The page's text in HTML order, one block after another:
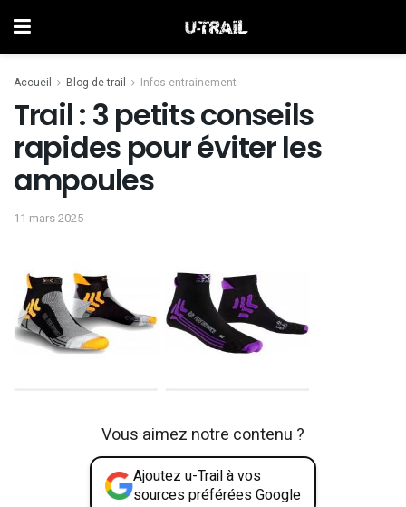
Accueil Blog de trail Infos entrainement
Trail : 3 petits conseils
rapides pour éviter les
ampoules
11 mars 2025
Vous aimez notre contenu ?
Ajoutez u-Trail à vos
sources préférées Google